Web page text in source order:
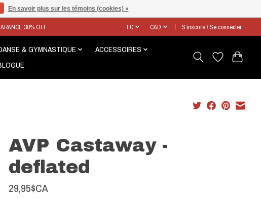
30% OFF FC CAD S’inscrire / Se connecter
& GYMNASTIQUE
ACCESSOIRES
AVP Castaway -
deflated
29,95$CA
En savoir plus sur les témoins (cookies) »